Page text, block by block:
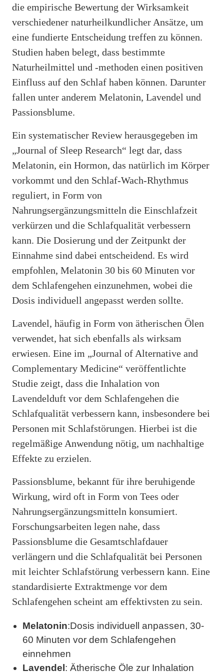
die empirische Bewertung der Wirksamkeit
verschiedener naturheilkundlicher Ansätze, um
eine fundierte Entscheidung treffen zu können.
Studien haben belegt, dass bestimmte
Naturheilmittel und -methoden einen positiven
Einfluss auf den Schlaf haben können. Darunter
fallen unter anderem Melatonin, Lavendel und
Passionsblume.
Ein systematischer Review herausgegeben im
„Journal of Sleep Research“ legt dar, dass
Melatonin, ein Hormon, das natürlich im Körper
vorkommt und den Schlaf-Wach-Rhythmus
reguliert, in Form von
Nahrungsergänzungsmitteln die Einschlafzeit
verkürzen und die Schlafqualität verbessern
kann. Die Dosierung und der Zeitpunkt der
Einnahme sind dabei entscheidend. Es wird
empfohlen, Melatonin 30 bis 60 Minuten vor
dem Schlafengehen einzunehmen, wobei die
Dosis individuell angepasst werden sollte.
Lavendel, häufig in Form von ätherischen Ölen
verwendet, hat sich ebenfalls als wirksam
erwiesen. Eine im „Journal of Alternative and
Complementary Medicine“ veröffentlichte
Studie zeigt, dass die Inhalation von
Lavendelduft vor dem Schlafengehen die
Schlafqualität verbessern kann, insbesondere bei
Personen mit Schlafstörungen. Hierbei ist die
regelmäßige Anwendung nötig, um nachhaltige
Effekte zu erzielen.
Passionsblume, bekannt für ihre beruhigende
Wirkung, wird oft in Form von Tees oder
Nahrungsergänzungsmitteln konsumiert.
Forschungsarbeiten legen nahe, dass
Passionsblume die Gesamtschlafdauer
verlängern und die Schlafqualität bei Personen
mit leichter Schlafstörung verbessern kann. Eine
standardisierte Extraktmenge vor dem
Schlafengehen scheint am effektivsten zu sein.
Melatonin:Dosis individuell anpassen, 30-
60 Minuten vor dem Schlafengehen
einnehmen
Lavendel : Ätherische Öle zur Inhalation